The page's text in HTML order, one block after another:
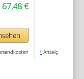
67,48 €
* Anzeige